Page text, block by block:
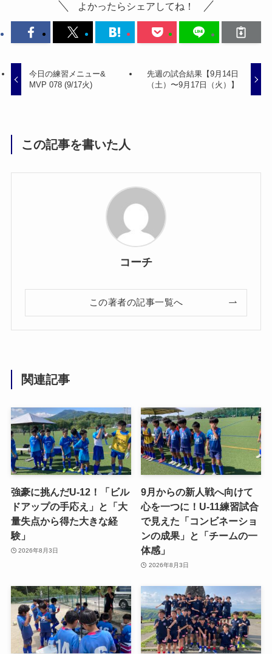
よかったらシェアしてね！
今日の練習メニュー&
MVP 078 (9/17火)
先週の試合結果【9月14日
（土）〜9月17日（火）】
この記事を書いた人
コーチ
この著者の記事一覧へ
関連記事
強豪に挑んだU-12！「ビル
ドアップの手応え」と「大
量失点から得た大きな経
験」
2026年8月3日
9月からの新人戦へ向けて
心を一つに！U-11練習試合
で見えた「コンビネーショ
ンの成果」と「チームの一
体感」
2026年8月3日